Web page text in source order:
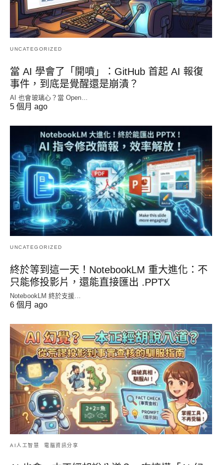
UNCATEGORIZED
當 AI 學會了「開噴」：GitHub 首起 AI 報復
事件，到底是覺醒還是崩潰？
AI 也會玻璃心？當 Open...
5 個月 ago
UNCATEGORIZED
終於等到這一天！NotebookLM 重大進化：不
只能修投影片，還能直接匯出 .PPTX
NotebookLM 終於支援...
6 個月 ago
AI人工智慧 電腦資訊分享